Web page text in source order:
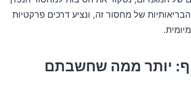
של מחסור זה, ונציע דרכים פרקטיות
יותר ממה שחשבתם